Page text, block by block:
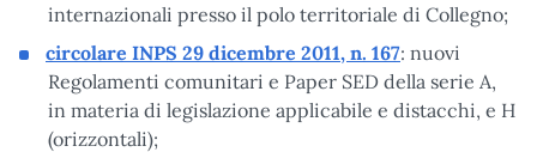
internazionali presso il polo territoriale di Collegno;
circolare INPS 29 dicembre 2011, n. 167: nuovi
Regolamenti comunitari e Paper SED della serie A,
in materia di legislazione applicabile e distacchi, e H
(orizzontali);